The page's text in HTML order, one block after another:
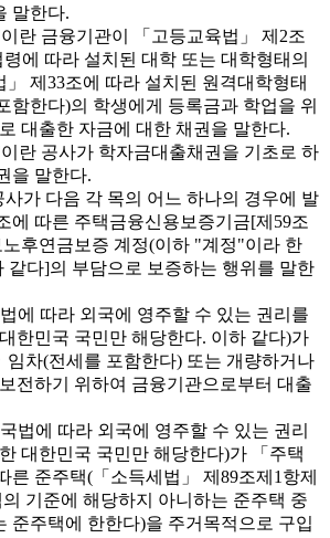
말한다.
란 금융기관이 「고등교육법」 제2조
에 따라 설치된 대학 또는 대학형태의
제33조에 따라 설치된 원격대학형태
함한다)의 학생에게 등록금과 학업을 위
대출한 자금에 대한 채권을 말한다.
란 공사가 학자금대출채권을 기초로 하
을 말한다.
가 다음 각 목의 어느 하나의 경우에 발
에 따른 주택금융신용보증기금[제59조
후연금보증 계정(이하 "계정"이라 한
같다]의 부담으로 보증하는 행위를 말한
에 따라 외국에 영주할 수 있는 권리를
한민국 국민만 해당한다. 이하 같다)가
임차(전세를 포함한다) 또는 개량하거나
전하기 위하여 금융기관으로부터 대출
법에 따라 외국에 영주할 수 있는 권리
대한민국 국민만 해당한다)가 「주택
른 준주택(「소득세법」 제89조제1항제
기준에 해당하지 아니하는 준주택 중
준주택에 한한다)을 주거목적으로 구입